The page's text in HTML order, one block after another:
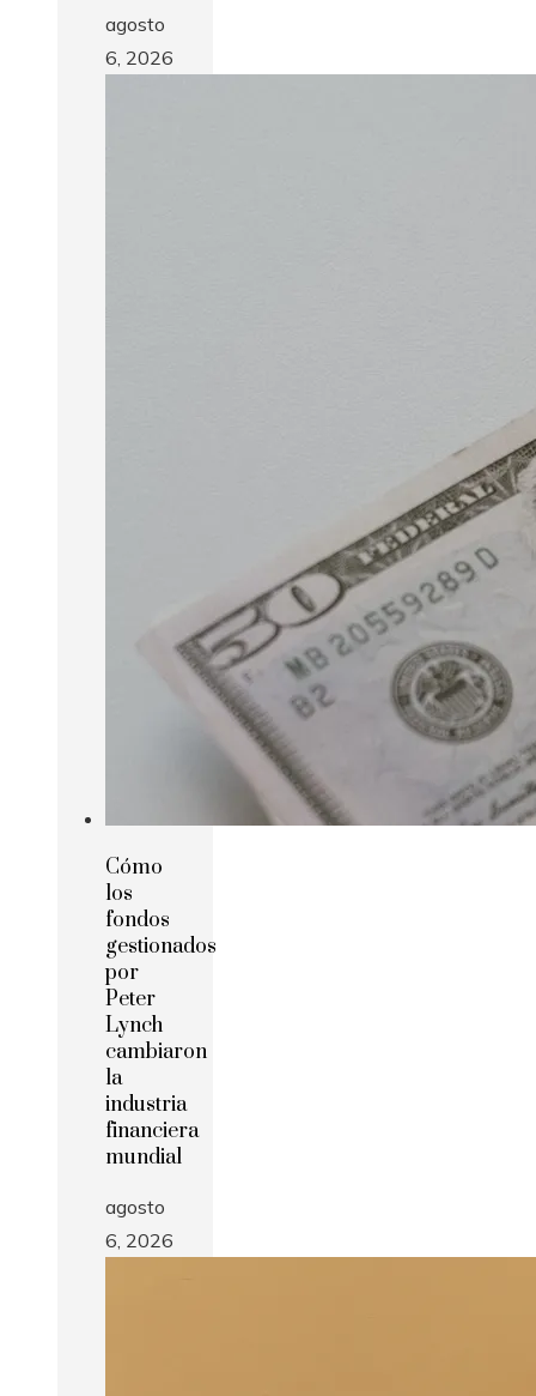
agosto
6, 2026
Cómo
los
fondos
gestionados
por
Peter
Lynch
cambiaron
la
industria
financiera
mundial
agosto
6, 2026